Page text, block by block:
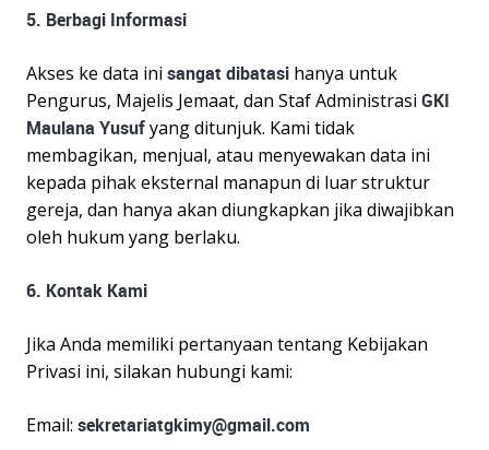
5. Berbagi Informasi
Akses ke data ini sangat dibatasi hanya untuk
Pengurus, Majelis Jemaat, dan Staf Administrasi GKI
Maulana Yusufyang ditunjuk. Kami tidak
membagikan, menjual, atau menyewakan data ini
kepada pihak eksternal manapun di luar struktur
gereja, dan hanya akan diungkapkan jika diwajibkan
oleh hukum yang berlaku.
6. Kontak Kami
Jika Anda memiliki pertanyaan tentang Kebijakan
Privasi ini, silakan hubungi kami:
Email: sekretariatgkimy@gmail.com